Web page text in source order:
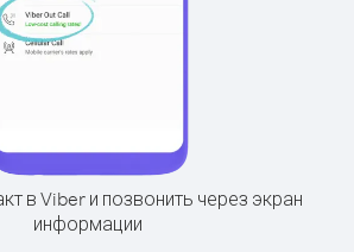
в Viber и позвонить через экран
информации